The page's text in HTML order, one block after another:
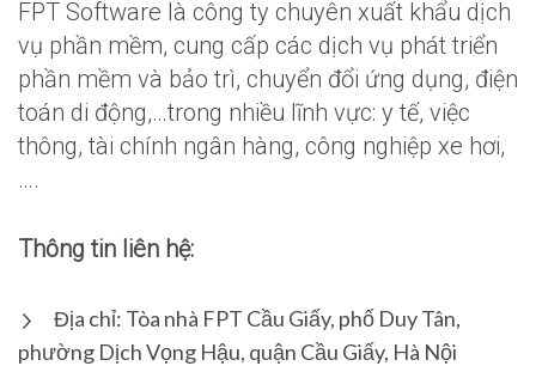
FPT Software là công ty chuyên xuất khẩu dịch
vụ phần mềm, cung cấp các dịch vụ phát triển
phần mềm và bảo trì, chuyển đổi ứng dụng, điện
toán di động,…trong nhiều lĩnh vực: y tế, việc
thông, tài chính ngân hàng, công nghiệp xe hơi,
….
Thông tin liên hệ:
Địa chỉ: Tòa nhà FPT Cầu Giấy, phố Duy Tân,
phường Dịch Vọng Hậu, quận Cầu Giấy, Hà Nội